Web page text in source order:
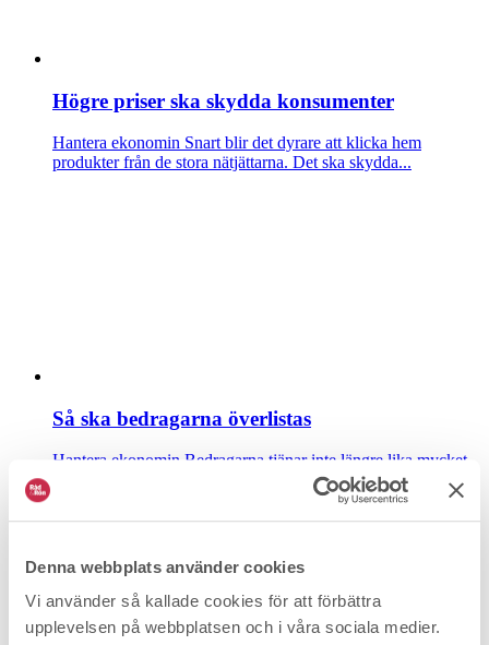
Denna webbplats använder cookies
Vi använder så kallade cookies för att förbättra
upplevelsen på webbplatsen och i våra sociala medier.
Högre priser ska skydda konsumenter
Hantera ekonomin Snart blir det dyrare att klicka hem
produkter från de stora nätjättarna. Det ska skydda...
Så ska bedragarna överlistas
Hantera ekonomin Bedragarna tjänar inte längre lika mycket
pengar på sina bluffar, mycket tack vare bankernas...